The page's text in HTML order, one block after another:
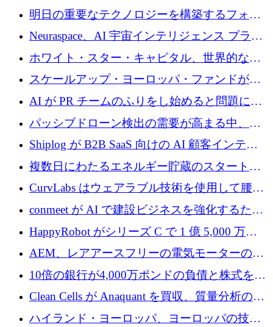
Modal Labsがロンドンオフィスを開設
明日の重要なテクノロジーを構築するフォト
ニクスのスケールアップに対応する
Neuraspace、AI 宇宙インテリジェンス プラッ
トフォームの拡大に 1,560 万ユーロを投資
ホワイト・スター・キャピタル、世界的なス
タートアップをシリーズAからBまで支援する
スケールアップ・ヨーロッパ・ファンドが初
の投資を行い、Iceeyeの10億ユーロのラウンド
を共同主導
AI が PR チームのふりをし始めると問題にな
ります
パッシブドローン検出の需要が高まる中、
Monava が資金調達ラウンドを終了
Shiplog が B2B SaaS 向けの AI 顧客インテリ
ジェンスを構築するために 100 万ドルを調達
複数日にわたるエネルギー貯蔵のスタートア
ップ、Ore Energy が新たな投資ラウンドで
CurvLabs はウェアラブル技術を使用して腰痛
治療をどのように再考しているか
conmeet が AI で建設ビジネスを強化するため
に 600 万ユーロを調達
HappyRobot がシリーズ C で 1 億 5,000 万ド
ルを獲得し、企業運営向けにエージェント AI
を拡張
AEM、レアアースフリーの電気モーターの革
新を加速するために1,600万ポンドを確保
10倍の銀行が4,000万ポンドの負債と株式を調
達
Clean Cells が Anaquant を買収、質量分析の専
門知識によるバイオ医薬品の品質管理を拡大
ハイランド・ヨーロッパ、ヨーロッパの技術